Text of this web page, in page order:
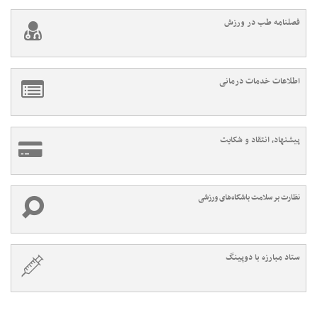
فصلنامه طب در ورزش
اطلاعات خدمات درمانی
پیشنهاد، انتقاد و شکایت
نظارت بر سلامت باشگاه‌های ورزشی
ستاد مبارزه با دوپینگ